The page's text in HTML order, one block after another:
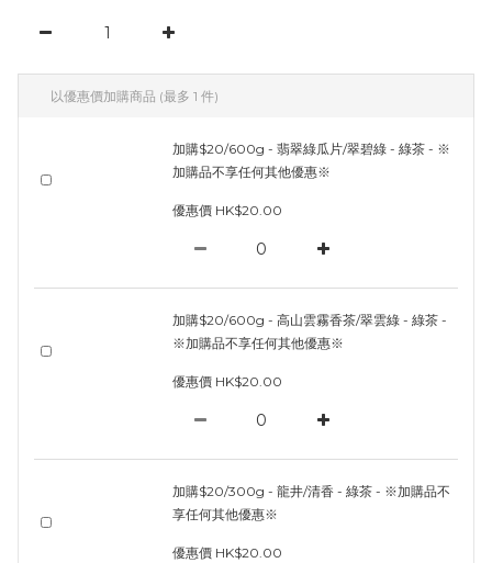
以優惠價加購商品 (最多 1 件)
加購$20/600g - 翡翠綠瓜片/翠碧綠 - 綠茶 - ※
加購品不享任何其他優惠※
優惠價 HK$20.00
加購$20/600g - 高山雲霧香茶/翠雲綠 - 綠茶 -
※加購品不享任何其他優惠※
優惠價 HK$20.00
加購$20/300g - 龍井/清香 - 綠茶 - ※加購品不
享任何其他優惠※
優惠價 HK$20.00